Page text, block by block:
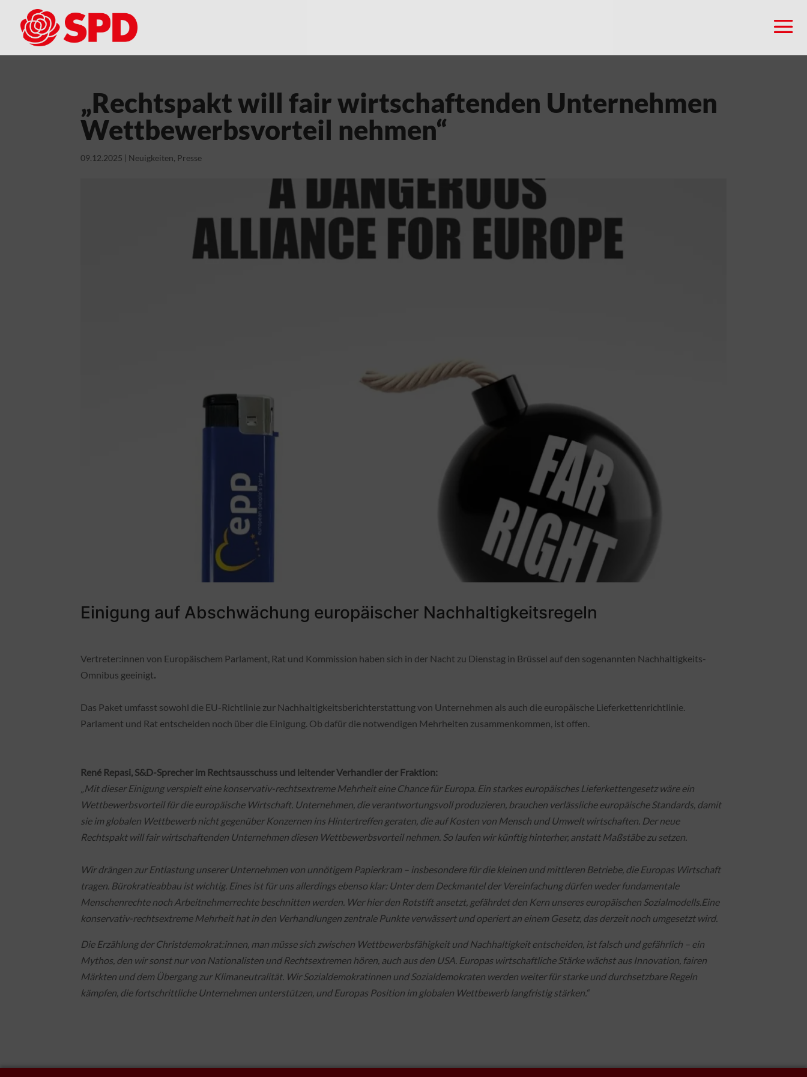
„Rechtspakt will fair wirtschaftenden Unternehmen
Wettbewerbsvorteil nehmen“
09.12.2025 | Neuigkeiten, Presse
Einigung auf Abschwächung europäischer Nachhaltigkeitsregeln
Vertreter:innen von Europäischem Parlament, Rat und Kommission haben sich in der Nacht zu Dienstag in Brüssel auf den sogenannten Nachhaltigkeits-
Omnibus geeinigt.
Das Paket umfasst sowohl die EU-Richtlinie zur Nachhaltigkeitsberichterstattung von Unternehmen als auch die europäische Lieferkettenrichtlinie.
Parlament und Rat entscheiden noch über die Einigung. Ob dafür die notwendigen Mehrheiten zusammenkommen, ist offen.
René Repasi, S&D-Sprecher im Rechtsausschuss und leitender Verhandler der Fraktion:
„Mit dieser Einigung verspielt eine konservativ-rechtsextreme Mehrheit eine Chance für Europa. Ein starkes europäisches Lieferkettengesetz wäre ein
Wettbewerbsvorteil für die europäische Wirtschaft. Unternehmen, die verantwortungsvoll produzieren, brauchen verlässliche europäische Standards, damit
sie im globalen Wettbewerb nicht gegenüber Konzernen ins Hintertreffen geraten, die auf Kosten von Mensch und Umwelt wirtschaften. Der neue
Rechtspakt will fair wirtschaftenden Unternehmen diesen Wettbewerbsvorteil nehmen. So laufen wir künftig hinterher, anstatt Maßstäbe zu setzen.
Wir drängen zur Entlastung unserer Unternehmen von unnötigem Papierkram – insbesondere für die kleinen und mittleren Betriebe, die Europas Wirtschaft
tragen. Bürokratieabbau ist wichtig. Eines ist für uns allerdings ebenso klar: Unter dem Deckmantel der Vereinfachung dürfen weder fundamentale
Menschenrechte noch Arbeitnehmerrechte beschnitten werden. Wer hier den Rotstift ansetzt, gefährdet den Kern unseres europäischen Sozialmodells.Eine
konservativ-rechtsextreme Mehrheit hat in den Verhandlungen zentrale Punkte verwässert und operiert an einem Gesetz, das derzeit noch umgesetzt wird.
Die Erzählung der Christdemokrat:innen, man müsse sich zwischen Wettbewerbsfähigkeit und Nachhaltigkeit entscheiden, ist falsch und gefährlich – ein
Mythos, den wir sonst nur von Nationalisten und Rechtsextremen hören, auch aus den USA. Europas wirtschaftliche Stärke wächst aus Innovation, fairen
Märkten und dem Übergang zur Klimaneutralität. Wir Sozialdemokratinnen und Sozialdemokraten werden weiter für starke und durchsetzbare Regeln
kämpfen, die fortschrittliche Unternehmen unterstützen, und Europas Position im globalen Wettbewerb langfristig stärken.“